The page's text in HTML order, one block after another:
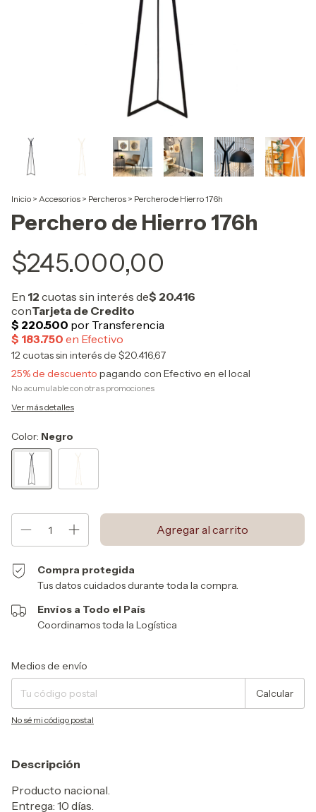
Inicio > Accesorios > Percheros > Perchero de Hierro 176h
Perchero de Hierro 176h
$245.000,00
12cuotas sin interés de $20.416,67
25% de descuento pagando con Efectivo en el local
No acumulable con otras promociones
Ver más detalles
Color: Negro
Compra protegida
Tus datos cuidados durante toda la compra.
Envíos a Todo el País
Coordinamos toda la Logística
Entregas para el CP:
Medios de envío
Calcular
No sé mi código postal
Descripción
Producto nacional.
Entrega: 10 días.